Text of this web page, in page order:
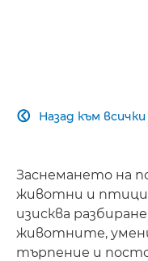
Назад към

Заснемането на
животни и птици
изисква
животните,
търпение и